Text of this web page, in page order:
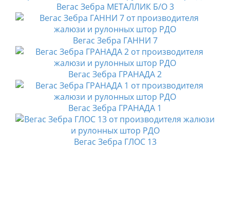
Вегас Зебра МЕТАЛЛИК Б/О 3
Вегас Зебра ГАННИ 7
Вегас Зебра ГРАНАДА 2
Вегас Зебра ГРАНАДА 1
Вегас Зебра ГЛОС 13